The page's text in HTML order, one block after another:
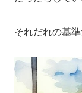
それだれの基